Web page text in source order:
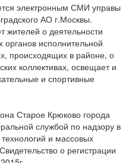
электронным СМИ управы
АО г.Москвы.
о деятельности
исполнительной
происходящих в районе, о
коллективах, освещает и
и спортивные
Старое Крюково города
службой по надзору в
и массовых
о регистрации